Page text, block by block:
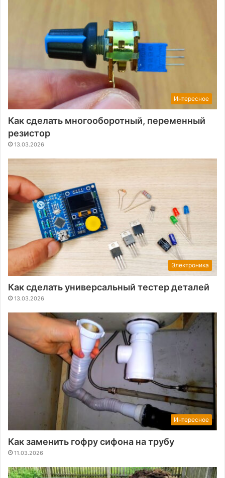
Интересное
Как сделать многооборотный, переменный
резистор
13.03.2026
Электроника
Как сделать универсальный тестер деталей
13.03.2026
Интересное
Как заменить гофру сифона на трубу
11.03.2026